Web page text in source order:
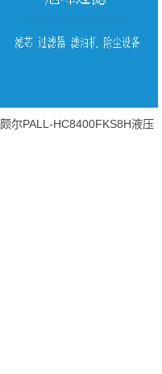
颇尔PALL-HC8400FKS8H液压